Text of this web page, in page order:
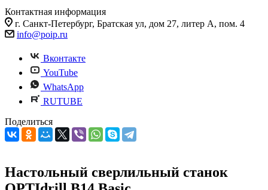
Контактная информация
г. Санкт-Петербург, Братская ул, дом 27, литер А, пом. 4
info@poip.ru
Вконтакте
YouTube
WhatsApp
RUTUBE
Поделиться
Настольный сверлильный станок